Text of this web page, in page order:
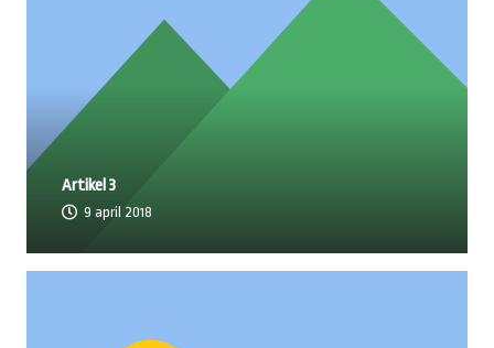
Artikel 3
9 april 2018